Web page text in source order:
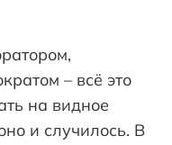
– всё это
на видное
и случилось. В